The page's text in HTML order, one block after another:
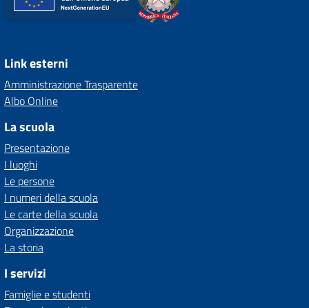
Link esterni
Amministrazione Trasparente
Albo Online
La scuola
Presentazione
I luoghi
Le persone
I numeri della scuola
Le carte della scuola
Organizzazione
La storia
I servizi
Famiglie e studenti